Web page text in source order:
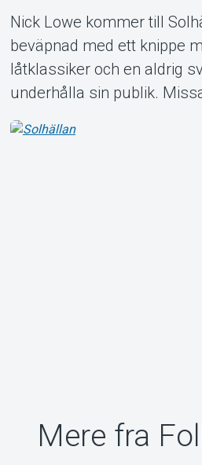
Nick Lowe kommer till
beväpnad med ett knippe
låtklassiker och en aldrig
underhålla sin publik.
Mere fra